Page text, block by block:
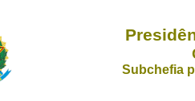
Subchefia